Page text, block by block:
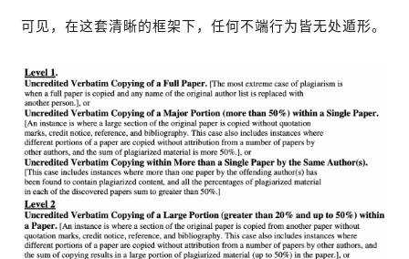
可见，在这套清晰的框架下，任何不端行为皆无处遁形。